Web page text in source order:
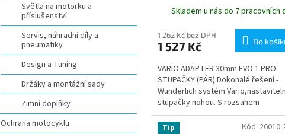
Světla na motorku a
příslušenství
Servis, náhradní díly a
pneumatiky
Design a Tuning
Držáky a montážní sady
Zimní doplňky
Ochrana motocyklu
Skladem u nás do 7 pracovních
1 262 Kč bez DPH
1 527 Kč Do
VARIO ADAPTER 30mm EVO 1 PRO
STUPAČKY (PÁR) Dokonalé řešení -
Wunderlich systém
stupačky nohou. S rozsahem
nastavení o průměru až 100 mm
nic...
Tip Kód: 26010-